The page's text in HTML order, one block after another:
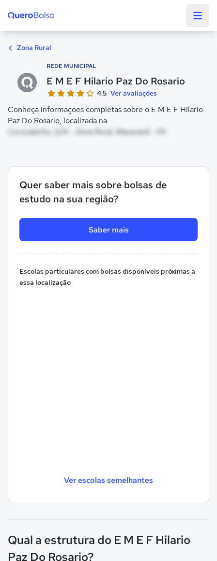
Zona Rural
REDE MUNICIPAL
E M E F Hilario Paz Do Rosario
4.5 Ver avaliações
Conheça informações completas sobre o E M E F Hilario
Paz Do Rosario, localizada na
Curucazinho, S/N - Zona Rural, Maracanã - PA
Quer saber mais sobre bolsas de
estudo na sua região?
Saber mais
Escolas particulares com bolsas disponíveis próximas a
essa localização
Ver escolas semelhantes
Qual a estrutura do E M E F Hilario
Paz Do Rosario?